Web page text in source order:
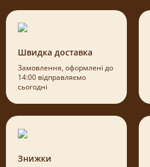
Швидка доставка
Замовлення, оформлені до
14:00 відправляємо
сьогодні
Знижки